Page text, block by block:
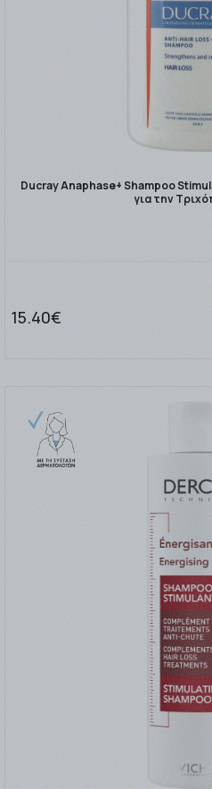
Ducray Anaphase+ Shampoo
για την
15.40€